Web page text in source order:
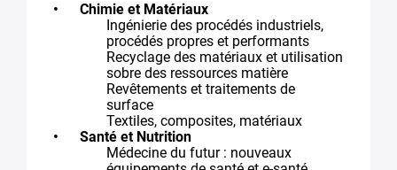
Chimie et Matériaux
Ingénierie des procédés industriels,
procédés propres et performants
Recyclage des matériaux et utilisation
sobre des ressources matière
Revêtements et traitements de
surface
Textiles, composites, matériaux
Santé et Nutrition
Médecine du futur : nouveaux